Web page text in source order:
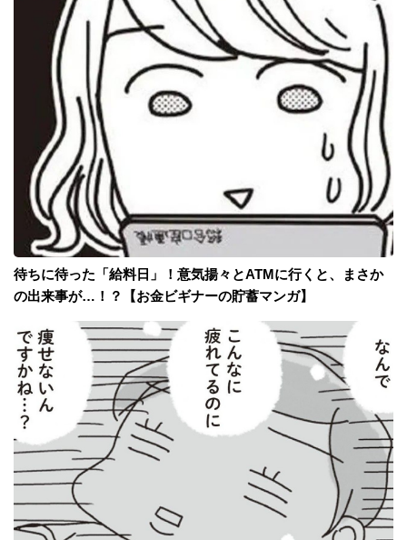
待ちに待った「給料日」！意気揚々とATMに行くと、まさか
の出来事が…！？【お金ビギナーの貯蓄マンガ】